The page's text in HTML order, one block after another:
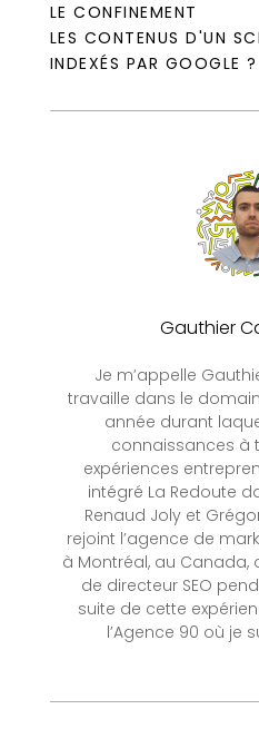
LE CONFINEMENT
LES CONTENUS D'UN
INDEXÉS PAR GOOGLE ?
Gauthier
Je m’appelle
travaille dans le
année durant
connaissances à
expériences
intégré La Redoute
Renaud Joly et
rejoint l’agence de
à Montréal, au Canada,
de directeur SEO
suite de cette
l’Agence 90 où je